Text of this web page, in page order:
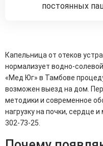
постоянных
Капельница от отеков
нормализует водно-
«Мед Юг» в Тамбове
возможен выезд на дом.
методики и современное
нагрузку на почки, сердце
302-73-25.